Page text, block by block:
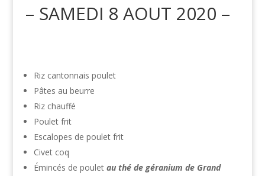
– SAMEDI 8 AOUT 2020 –
Riz cantonnais poulet
Pâtes au beurre
Riz chauffé
Poulet frit
Escalopes de poulet frit
Civet coq
Émincés de poulet au thé de géranium de Grand